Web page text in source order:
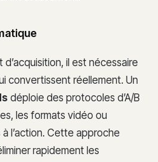
il est nécessaire
convertissent réellement. Un
déploie des protocoles d’A/B
les formats vidéo ou
l’action. Cette approche
rapidement les